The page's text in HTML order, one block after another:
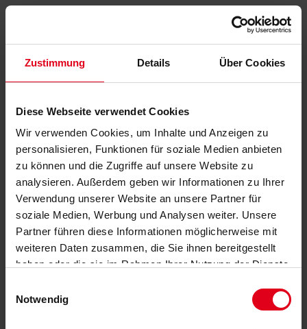
Zustimmung Details Über Cookies
Diese Webseite verwendet Cookies
Wir verwenden Cookies, um Inhalte und Anzeigen zu
personalisieren, Funktionen für soziale Medien anbieten
zu können und die Zugriffe auf unsere Website zu
analysieren. Außerdem geben wir Informationen zu Ihrer
Verwendung unserer Website an unsere Partner für
soziale Medien, Werbung und Analysen weiter. Unsere
Partner führen diese Informationen möglicherweise mit
weiteren Daten zusammen, die Sie ihnen bereitgestellt
haben oder die sie im Rahmen Ihrer Nutzung der Dienste
Notwendig